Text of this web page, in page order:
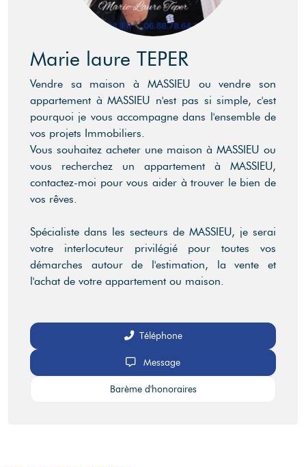
Marie laure TEPER
Vendre sa maison à MASSIEU ou vendre son
appartement à MASSIEU n'est pas si simple, c'est
pourquoi je vous accompagne dans l'ensemble de
vos projets Immobiliers.
Vous souhaitez acheter une maison à MASSIEU ou
vous recherchez un appartement à MASSIEU,
contactez-moi pour vous aider à trouver le bien de
vos rêves.
Spécialiste dans les secteurs de MASSIEU, je serai
votre interlocuteur privilégié pour toutes vos
démarches autour de l'estimation, la vente et
l'achat de votre appartement ou maison.
Téléphone
Message
Barème d'honoraires